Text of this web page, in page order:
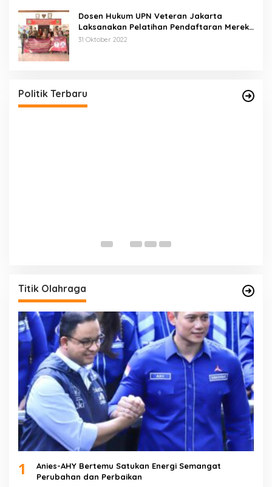
Dosen Hukum UPN Veteran Jakarta
Laksanakan Pelatihan Pendaftaran Merek
di Desa Jatisura Kabupaten Indramayu
31 Oktober 2022
Politik Terbaru
Pernah Sadap Karet Untuk Biayai Sekolah, Edi
Di Politik, Titik Kota Jambi
Titik Olahraga
1
Anies-AHY Bertemu Satukan Energi Semangat
Perubahan dan Perbaikan